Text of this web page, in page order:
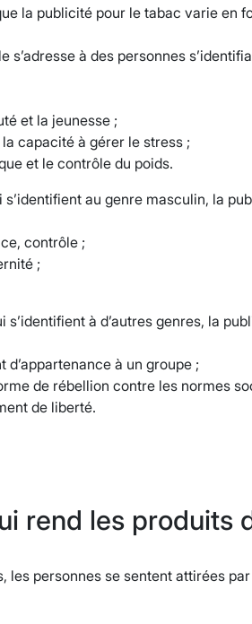
la publicité pour le tabac varie en
s’adresse à des personnes
et la jeunesse ;
capacité à gérer le stress ;
et le contrôle du poids.
s’identifient au genre masculin, la
contrôle ;
;
s’identifient à d’autres genres, la
d’appartenance à un groupe ;
de rébellion contre les normes
de liberté.
rend les produits
les personnes se sentent attirées par